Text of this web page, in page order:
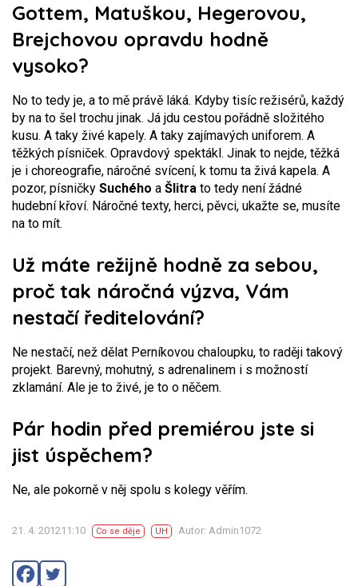
Gottem, Matuškou, Hegerovou,
Brejchovou opravdu hodně
vysoko?
No to tedy je, a to mě právě láká. Kdyby tisíc režisérů, každý
by na to šel trochu jinak. Já jdu cestou pořádně složitého
kusu. A taky živé kapely. A taky zajímavých uniforem. A
těžkých písniček. Opravdový spektákl. Jinak to nejde, těžká
je i choreografie, náročné svícení, k tomu ta živá kapela. A
pozor, písničky Suchého a Šlitra to tedy není žádné
hudební křoví. Náročné texty, herci, pěvci, ukažte se, musíte
na to mít.
Už máte režijně hodně za sebou,
proč tak náročná výzva, Vám
nestačí ředitelování?
Ne nestačí, než dělat Perníkovou chaloupku, to raději takový
projekt. Barevný, mohutný, s adrenalinem i s možností
zklamání. Ale je to živé, je to o něčem.
Pár hodin před premiérou jste si
jist úspěchem?
Ne, ale pokorně v něj spolu s kolegy věřím.
21. 4. 201211:10 Co se děje UH Autor: Admin1072